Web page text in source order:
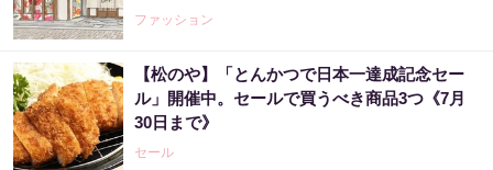
ファッション
【松のや】「とんかつで日本一達成記念セー
ル」開催中。セールで買うべき商品3つ《7月
30日まで》
セール